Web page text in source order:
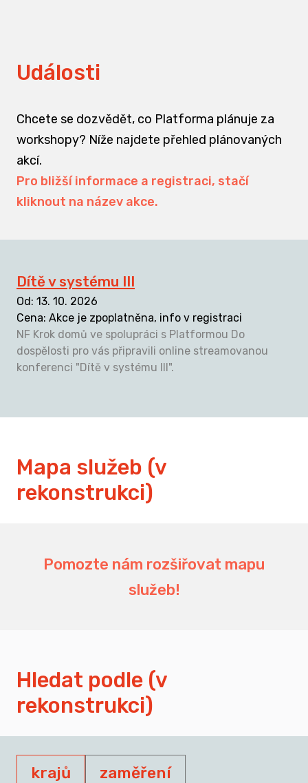
Události
Chcete se dozvědět, co Platforma plánuje za
workshopy? Níže najdete přehled plánovaných
akcí.
Pro bližší informace a registraci, stačí
kliknout na název akce.
Dítě v systému III
Od: 13. 10. 2026
Cena: Akce je zpoplatněna, info v registraci
NF Krok domů ve spolupráci s Platformou Do
dospělosti pro vás připravili online streamovanou
konferenci "Dítě v systému III".
Mapa služeb (v
rekonstrukci)
Pomozte nám rozšiřovat mapu
služeb!
Hledat podle (v
rekonstrukci)
krajů zaměření